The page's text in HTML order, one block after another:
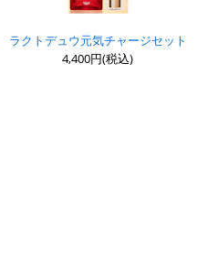
ラクトデュウ元気チャージセット
4,400円(税込)